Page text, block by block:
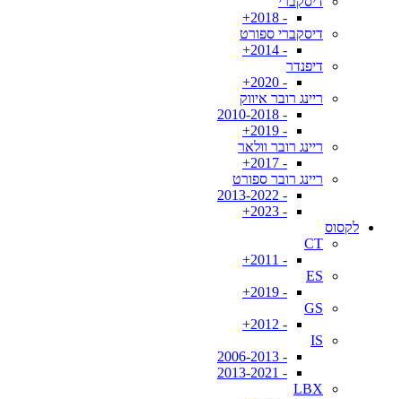
- 2018+
דיסקברי ספורט
- 2014+
דיפנדר
- 2020+
ריינג רובר איווק
- 2010-2018
- 2019+
ריינג רובר וולאר
- 2017+
ריינג רובר ספורט
- 2013-2022
- 2023+
לקסוס
CT
- 2011+
ES
- 2019+
GS
- 2012+
IS
- 2006-2013
- 2013-2021
LBX